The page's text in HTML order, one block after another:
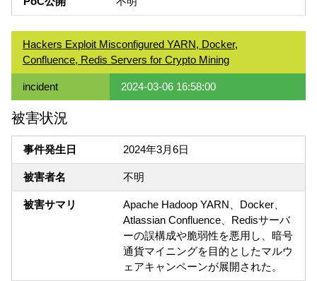
Hackers Exploit Misconfigured YARN, Docker,
Confluence, Redis Servers for Crypto Mining
incident 2024-03-06 16:58:00
被害状況
事件発生日 2024年3月6日
被害者名 不明
被害サマリ
Apache Hadoop YARN、Docker、
Atlassian Confluence、Redisサーバ
ーの誤構成や脆弱性を悪用し、暗号
通貨マイニングを目的としたマルウ
ェアキャンペーンが展開された。